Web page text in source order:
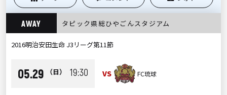
AWAY タピック県総ひやごんスタジアム
2016明治安田生命 J3リーグ第11節
05.29 （日） 19:30 VS FC琉球